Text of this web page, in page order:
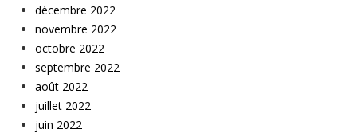
décembre 2022
novembre 2022
octobre 2022
septembre 2022
août 2022
juillet 2022
juin 2022